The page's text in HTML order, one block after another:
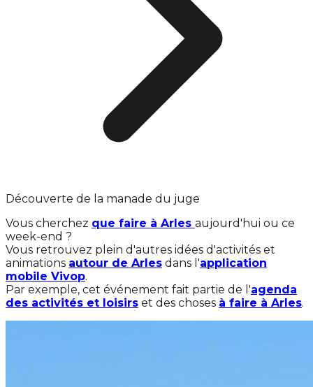
Découverte de la manade du juge
Vous cherchez que faire à Arles aujourd'hui ou ce
week-end ?
Vous retrouvez plein d'autres idées d'activités et
animations autour de Arles dans l'application
mobile Vivop.
Par exemple, cet événement fait partie de l'agenda
des activités et loisirs et des choses à faire à Arles.